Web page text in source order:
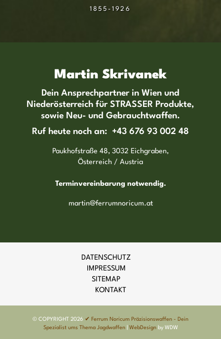
1855-1926
Martin Skrivanek
Dein Ansprechpartner in Wien und
Niederösterreich für STRASSER Produkte,
sowie Neu- und Gebrauchtwaffen.
Ruf heute noch an: +43 676 93 002 48
Paukhofstraße 48, 3032 Eichgraben,
Österreich / Austria
Terminvereinbarung notwendig.
martin@ferrumnoricum.at
DATENSCHUTZ
IMPRESSUM
SITEMAP
KONTAKT
© COPYRIGHT 2026 ✔ Ferrum Noricum Präzisionswaffen - Dein
Spezialist ums Thema Jagdwaffen
WebDesignby WDW